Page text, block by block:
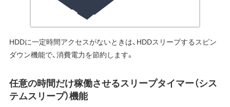
HDDに一定時間アクセスがないときは、HDDスリープするスピン
ダウン機能で、消費電力を節約します。
任意の時間だけ稼働させるスリープタイマー（シス
テムスリープ）機能